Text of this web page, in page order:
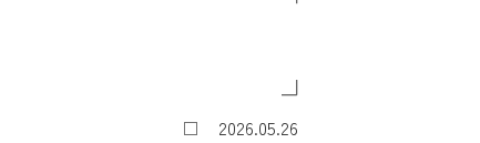
2026.05.26